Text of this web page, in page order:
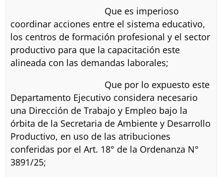
Que es imperioso
coordinar acciones entre el sistema educativo,
los centros de formación profesional y el sector
productivo para que la capacitación este
alineada con las demandas laborales;
Que por lo expuesto este
Departamento Ejecutivo considera necesario
una Dirección de Trabajo y Empleo bajo la
órbita de la Secretaria de Ambiente y Desarrollo
Productivo, en uso de las atribuciones
conferidas por el Art. 18° de la Ordenanza N°
3891/25;